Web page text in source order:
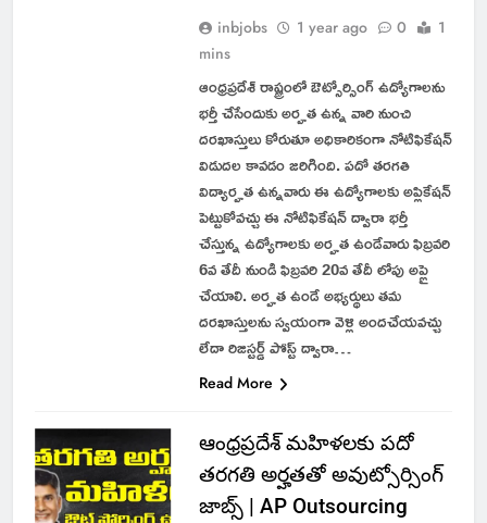
inbjobs 1 year ago 0
1
mins
ఆంధ్రప్రదేశ్ రాష్ట్రంలో ఔట్సోర్సింగ్ ఉద్యోగాలను
భర్తీ చేసేందుకు అర్హత ఉన్న వారి నుంచి
దరఖాస్తులు కోరుతూ అధికారికంగా నోటిఫికేషన్
విడుదల కావడం జరిగింది. పదో తరగతి
విద్యార్హత ఉన్నవారు ఈ ఉద్యోగాలకు అప్లికేషన్
పెట్టుకోవచ్చు ఈ నోటిఫికేషన్ ద్వారా భర్తీ
చేస్తున్న ఉద్యోగాలకు అర్హత ఉండేవారు ఫిబ్రవరి
6వ తేదీ నుండి ఫిబ్రవరి 20వ తేదీ లోపు అప్లై
చేయాలి. అర్హత ఉండే అభ్యర్థులు తమ
దరఖాస్తులను స్వయంగా వెళ్లి అందచేయవచ్చు
లేదా రిజిస్టర్డ్ పోస్ట్ ద్వారా…
Read More
ఆంధ్రప్రదేశ్ మహిళలకు పదో
తరగతి అర్హతతో అవుట్సోర్సింగ్
జాబ్స్ | AP Outsourcing